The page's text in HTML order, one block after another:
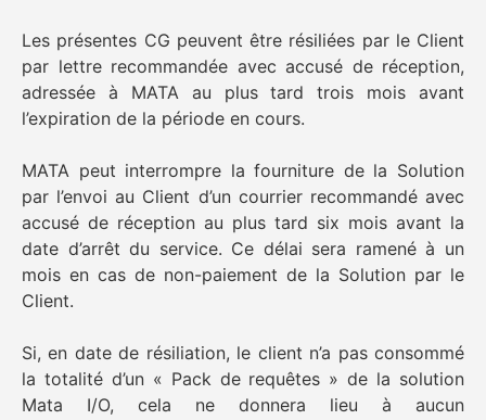
Les présentes CG peuvent être résiliées par le Client
par lettre recommandée avec accusé de réception,
adressée à MATA au plus tard trois mois avant
l’expiration de la période en cours.
MATA peut interrompre la fourniture de la Solution
par l’envoi au Client d’un courrier recommandé avec
accusé de réception au plus tard six mois avant la
date d’arrêt du service. Ce délai sera ramené à un
mois en cas de non-paiement de la Solution par le
Client.
Si, en date de résiliation, le client n’a pas consommé
la totalité d’un « Pack de requêtes » de la solution
Mata I/O, cela ne donnera lieu à aucun